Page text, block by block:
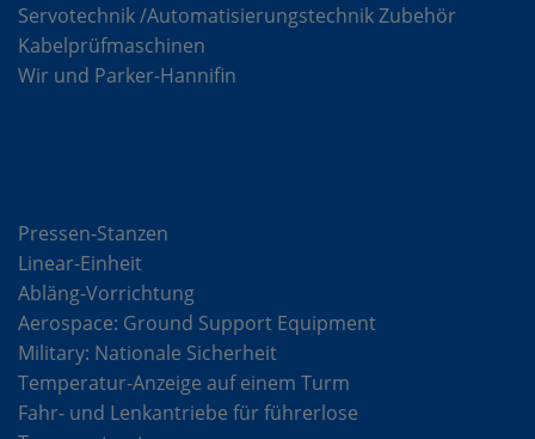
Servotechnik /Automatisierungstechnik Zubehör
Kabelprüfmaschinen
Wir und Parker-Hannifin
Pressen-Stanzen
Linear-Einheit
Abläng-Vorrichtung
Aerospace: Ground Support Equipment
Military: Nationale Sicherheit
Temperatur-Anzeige auf einem Turm
Fahr- und Lenkantriebe für führerlose